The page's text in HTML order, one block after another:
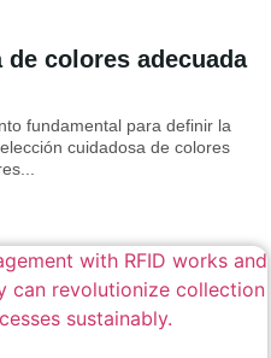
colores adecuada
fundamental para definir la
cuidadosa de colores